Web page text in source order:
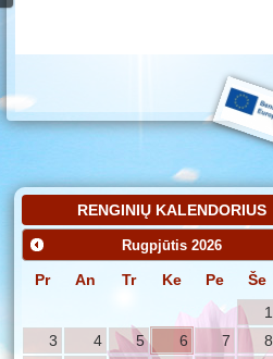
RENGINIŲ KALENDORIUS
Rugpjūtis 2026
Pr An Tr Ke Pe Še
1
3
4 5 6 7 8